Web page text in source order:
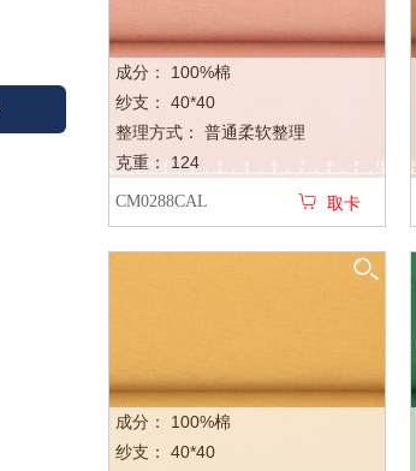
成分： 100%棉
纱支： 40*40
整理方式： 普通柔软整理
克重： 124
CM0288CAL 取卡
成分： 100%棉
纱支： 40*40